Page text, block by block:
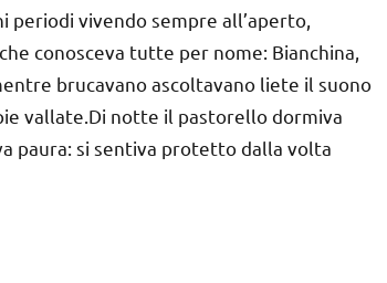
vivendo sempre all’aperto,
conosceva tutte per nome: Bianchina,
brucavano ascoltavano liete il suono
vallate.Di notte il pastorello dormiva
paura: si sentiva protetto dalla volta